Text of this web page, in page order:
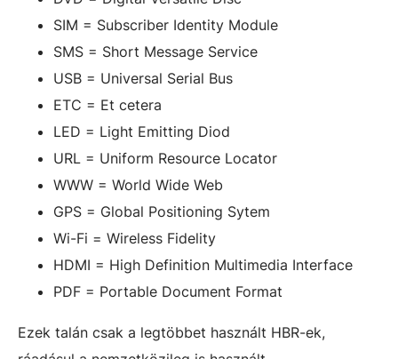
SIM = Subscriber Identity Module
SMS = Short Message Service
USB = Universal Serial Bus
ETC = Et cetera
LED = Light Emitting Diod
URL = Uniform Resource Locator
WWW = World Wide Web
GPS = Global Positioning Sytem
Wi-Fi = Wireless Fidelity
HDMI = High Definition Multimedia Interface
PDF = Portable Document Format
Ezek talán csak a legtöbbet használt HBR-ek,